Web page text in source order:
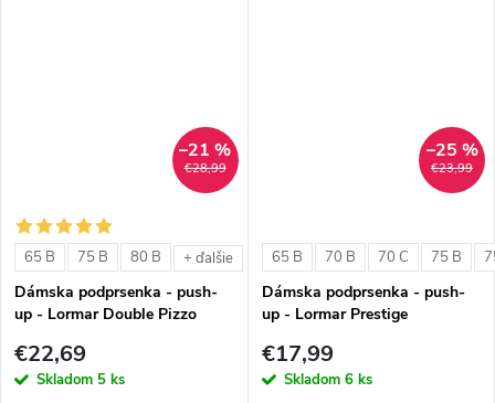
€28,99
–21 %
65 B 75 B 80 B + ďalšie
Dámska podprsenka - push-
up - Lormar Double Pizzo
€22,69
Skladom 5 ks
€23,99
–25 %
65 B 70 B 70 C 75 B
Dámska podprsenka - push-
up - Lormar Prestige
€17,99
Skladom 6 ks